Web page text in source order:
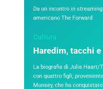
Da un incontro in
americano The Forward
Cultura
Haredim, tacchi
La biografia di Julia Haart/
con quattro figli,
Monsey, che ha